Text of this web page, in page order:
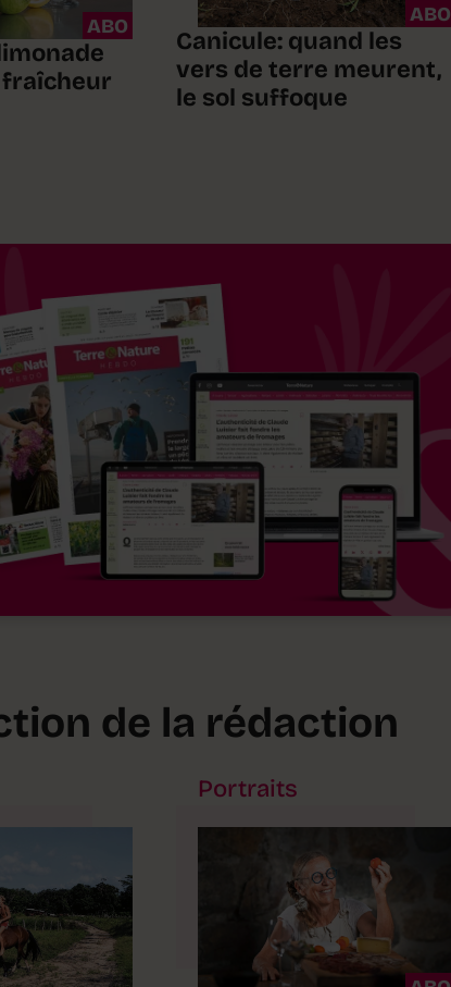
ABO
ABO
Canicule: quand les
vers de terre meurent,
le sol suffoque
de la rédaction
Portraits